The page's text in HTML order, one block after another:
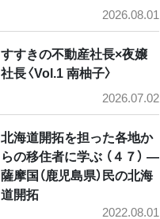
2026.08.01
すすきの不動産社長×夜嬢
社長〈Vol.1 南柚子〉
2026.07.02
北海道開拓を担った各地か
らの移住者に学ぶ （４７） ―
薩摩国（鹿児島県）民の北海
道開拓
2022.08.01